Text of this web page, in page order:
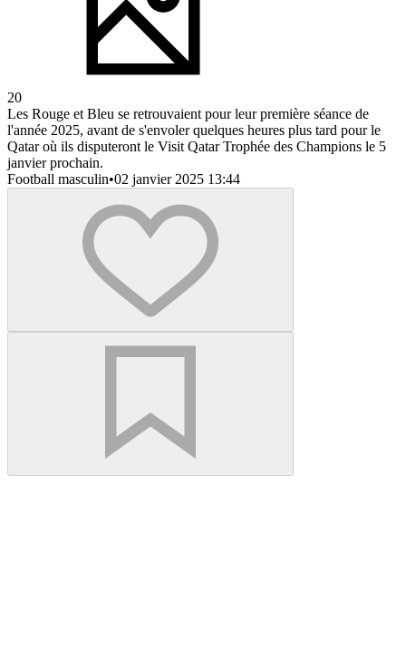
20
Les Rouge et Bleu se retrouvaient pour leur première séance de
l'année 2025, avant de s'envoler quelques heures plus tard pour le
Qatar où ils disputeront le Visit Qatar Trophée des Champions le 5
janvier prochain.
Football masculin•02 janvier 2025 13:44